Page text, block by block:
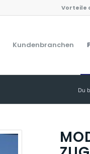
Vorteile
Kundenbranchen
Du